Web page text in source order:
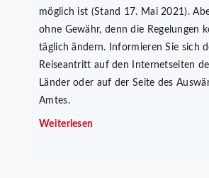
möglich ist (Stand 17. Mai 2021).
ohne Gewähr, denn die Regelungen
täglich ändern. Informieren Sie sich
Reiseantritt auf den Internetseiten
Länder oder auf der Seite des
Amtes.
Weiterlesen